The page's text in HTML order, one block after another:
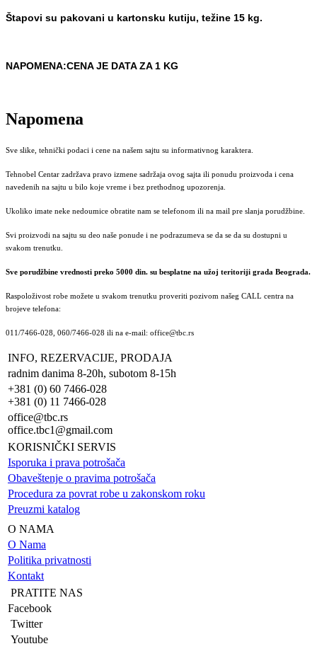
Štapovi su pakovani u kartonsku kutiju, težine 15 kg.
NAPOMENA:CENA JE DATA ZA 1 KG
Napomena
Sve slike, tehnički podaci i cene na našem sajtu su informativnog karaktera.
Tehnobel Centar zadržava pravo izmene sadržaja ovog sajta ili ponudu proizvoda i cena
navedenih na sajtu u bilo koje vreme i bez prethodnog upozorenja.
Ukoliko imate neke nedoumice obratite nam se telefonom ili na mail pre slanja porudžbine.
Svi proizvodi na sajtu su deo naše ponude i ne podrazumeva se da se da su dostupni u
svakom trenutku.
Sve porudžbine vrednosti preko 5000 din. su besplatne na užoj teritoriji grada Beograda.
Raspoloživost robe možete u svakom trenutku proveriti pozivom našeg CALL centra na
brojeve telefona:
011/7466-028, 060/7466-028 ili na e-mail: office@tbc.rs
INFO, REZERVACIJE, PRODAJA
radnim danima 8-20h, subotom 8-15h
+381 (0) 60 7466-028
+381 (0) 11 7466-028
office@tbc.rs
office.tbc1@gmail.com
KORISNIČKI SERVIS
Isporuka i prava potrošača
Obaveštenje o pravima potrošača
Procedura za povrat robe u zakonskom roku
Preuzmi katalog
O NAMA
O Nama
Politika privatnosti
Kontakt
PRATITE NAS
Facebook
Twitter
Youtube